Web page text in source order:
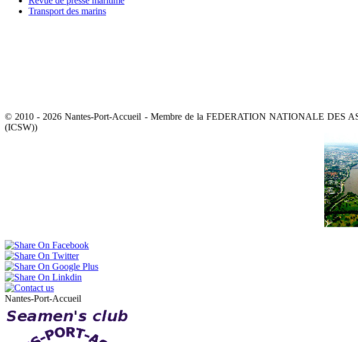
Transport des marins
© 2010 - 2026 Nantes-Port-Accueil - Membre de la FEDERATION NATIONALE DES
(ICSW))
Nantes-Port-Accueil